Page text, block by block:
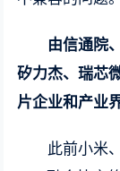
由信通院
矽力杰、瑞芯
片企业和产业
此前小米